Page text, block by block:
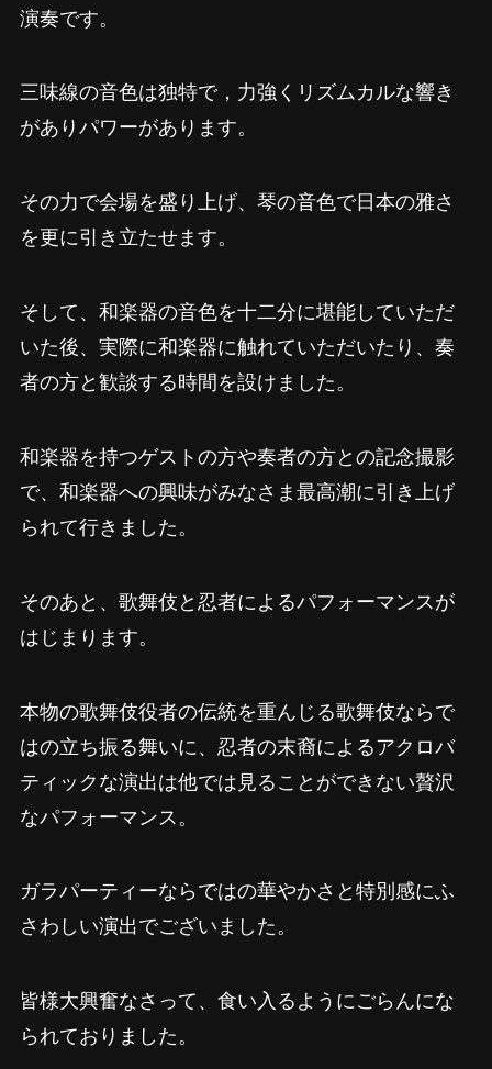
演奏です。
三味線の音色は独特で，力強くリズムカルな響き
がありパワーがあります。
その力で会場を盛り上げ、琴の音色で日本の雅さ
を更に引き立たせます。
そして、和楽器の音色を十二分に堪能していただ
いた後、実際に和楽器に触れていただいたり、奏
者の方と歓談する時間を設けました。
和楽器を持つゲストの方や奏者の方との記念撮影
で、和楽器への興味がみなさま最高潮に引き上げ
られて行きました。
そのあと、歌舞伎と忍者によるパフォーマンスが
はじまります。
本物の歌舞伎役者の伝統を重んじる歌舞伎ならで
はの立ち振る舞いに、忍者の末裔によるアクロバ
ティックな演出は他では見ることができない贅沢
なパフォーマンス。
ガラパーティーならではの華やかさと特別感にふ
さわしい演出でございました。
皆様大興奮なさって、食い入るようにごらんにな
られておりました。